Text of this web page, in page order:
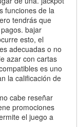
funciones de la
tendrás que
bajar
esto, el
adecuadas o no
azar con cartas
es uno
la calificación de
cabe reseñar
promociones
el juego a